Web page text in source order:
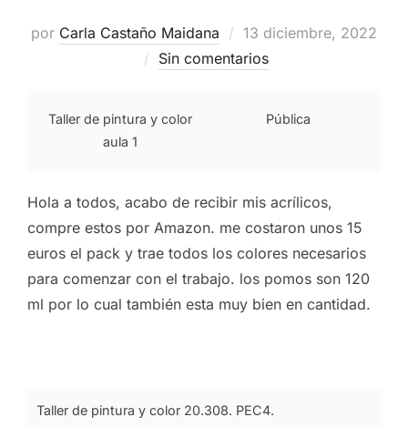
por Carla Castaño Maidana
Publicado
el
13 diciembre, 2022
Sin comentarios
Taller de pintura y color
aula 1
Pública
Hola a todos, acabo de recibir mis acrílicos,
compre estos por Amazon. me costaron unos 15
euros el pack y trae todos los colores necesarios
para comenzar con el trabajo. los pomos son 120
ml por lo cual también esta muy bien en cantidad.
Taller de pintura y color 20.308. PEC4.